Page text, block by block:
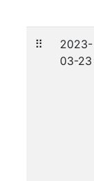
⠿
2023-
03-23